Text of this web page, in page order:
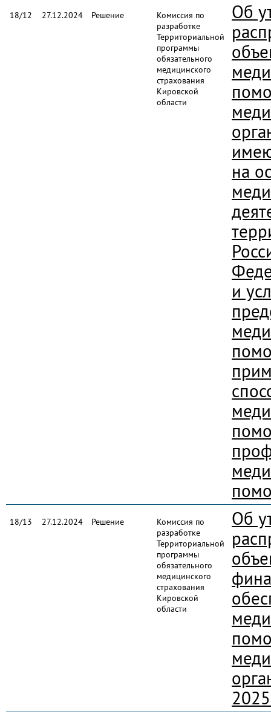
18/12 27.12.2024 Решение
Комиссия по
разработке
Территориальной
программы
обязательного
медицинского
страхования
Кировской
области
Об
на
и
18/13 27.12.2024 Решение
Комиссия по
разработке
Территориальной
программы
обязательного
медицинского
страхования
Кировской
области
Об